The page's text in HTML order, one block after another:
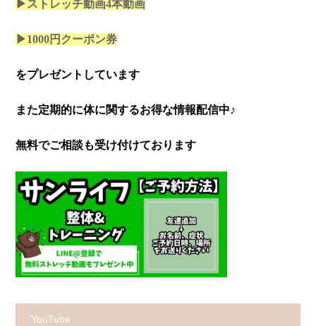
▶ストレッチ動画4本動画
▶1000円クーポン券
をプレゼントしています
また定期的に体に関するお得な情報配信中♪
無料でご相談も受け付けております
YouTube